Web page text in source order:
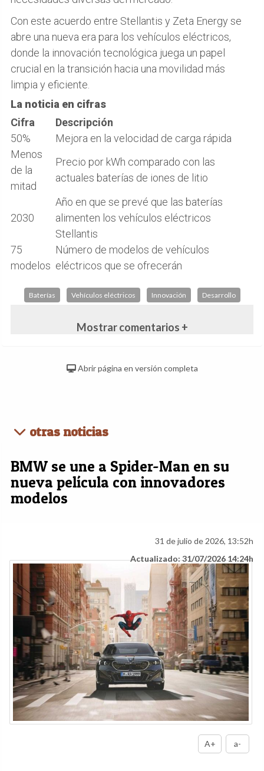
Con este acuerdo entre Stellantis y Zeta Energy se
abre una nueva era para los vehículos eléctricos,
donde la innovación tecnológica juega un papel
crucial en la transición hacia una movilidad más
limpia y eficiente.
La noticia en cifras
Cifra
Descripción
50%
Mejora en la velocidad de carga rápida
Menos
de la
mitad
Precio por kWh comparado con las
actuales baterías de iones de litio
2030
Año en que se prevé que las baterías
alimenten los vehículos eléctricos
Stellantis
75
modelos
Número de modelos de vehículos
eléctricos que se ofrecerán
Baterías Vehículos eléctricos Innovación Desarrollo
Mostrar comentarios +
Abrir página en versión completa
otras noticias
BMW se une a Spider-Man en su
nueva película con innovadores
modelos
31 de julio de 2026, 13:52h
Actualizado: 31/07/2026 14:24h
A+ a-